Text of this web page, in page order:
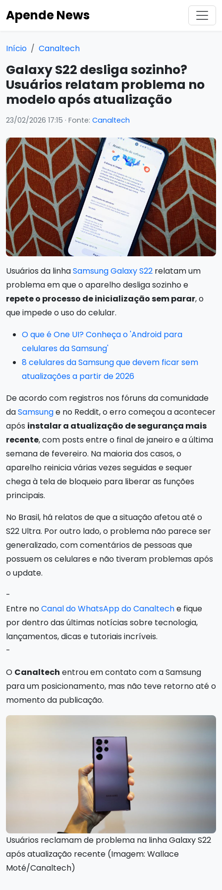
Apende News
Início Canaltech
Galaxy S22 desliga sozinho?
Usuários relatam problema no
modelo após atualização
23/02/2026 17:15 · Fonte: Canaltech
Usuários da linhaSamsung Galaxy S22 relatam um
problema em que o aparelho desliga sozinho e
repete o processo de inicialização sem parar, o
que impede o uso do celular.
O que é One UI? Conheça o 'Android para
celulares da Samsung'
8 celulares da Samsung que devem ficar sem
atualizações a partir de 2026
De acordo com registros nos fóruns da comunidade
daSamsunge no Reddit, o erro começou a acontecer
após instalar a atualização de segurança mais
recente, com posts entre o final de janeiro e a última
semana de fevereiro. Na maioria dos casos, o
aparelho reinicia várias vezes seguidas e sequer
chega à tela de bloqueio para liberar as funções
principais.
No Brasil, há relatos de que a situação afetou até o
S22 Ultra. Por outro lado, o problema não parece ser
generalizado, com comentários de pessoas que
possuem os celulares e não tiveram problemas após
o update.
-
Entre noCanal do WhatsApp do Canalteche fique
por dentro das últimas notícias sobre tecnologia,
lançamentos, dicas e tutoriais incríveis.
-
O Canaltech entrou em contato com a Samsung
para um posicionamento, mas não teve retorno até o
momento da publicação.
Usuários reclamam de problema na linha Galaxy S22
após atualização recente (Imagem: Wallace
Moté/Canaltech)